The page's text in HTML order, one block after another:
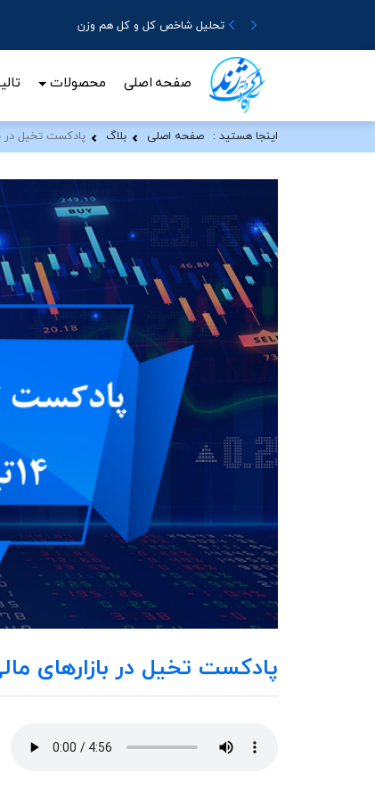
تحلیل شاخص کل و کل هم وزن
صفحه اصلی محصولات
اینجا هستید : صفحه اصلی بلاگ پادکست تخیل در
پادکست تخیل در بازارهای